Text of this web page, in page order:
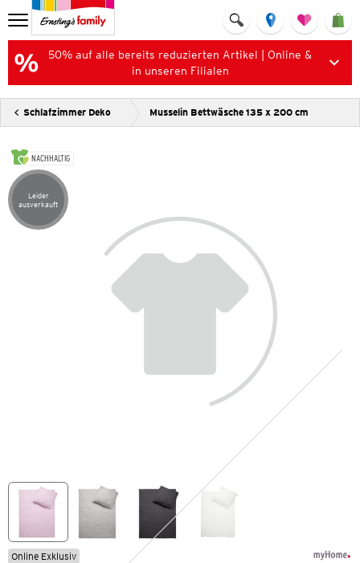
50% auf alle bereits reduzierten Artikel | Online &
in unseren Filialen
Schlafzimmer Deko Musselin Bettwäsche 135 x 200 cm
NACHHALTIG
Artikel leider ausverkauft
Leider
ausverkauft
Online Exklusiv